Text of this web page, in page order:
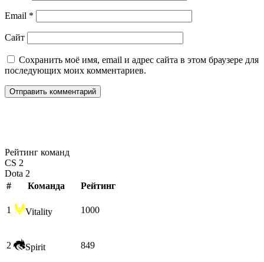
Email *
Сайт
Сохранить моё имя, email и адрес сайта в этом браузере для
последующих моих комментариев.
Рейтинг команд
CS 2
Dota 2
#
Команда Рейтинг
1 Vitality 1000
2 Spirit 849